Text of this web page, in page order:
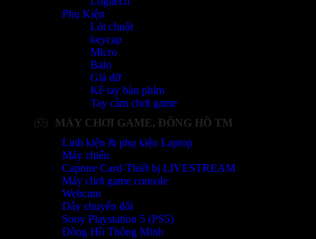
Phụ Kiện
Lót chuột
keycap
Micro
Balo
Giá đỡ
Kê tay bàn phím
Tay cầm chơi game
MÁY CHƠI GAME, ĐỒNG HỒ TM
Linh kiện & phụ kiện Laptop
Máy chiếu
Capture Card-Thiết bị LIVESTREAM
Máy chơi game console
Webcam
Dây chuyển đổi
Sony Playstation 5 (PS5)
Đồng Hồ Thông Minh